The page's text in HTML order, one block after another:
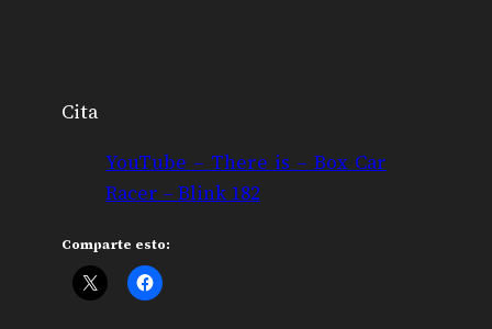
Cita
YouTube – There is – Box Car
Racer – Blink 182
Comparte esto: